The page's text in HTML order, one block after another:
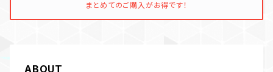
まとめてのご購入がお得です！
ABOUT